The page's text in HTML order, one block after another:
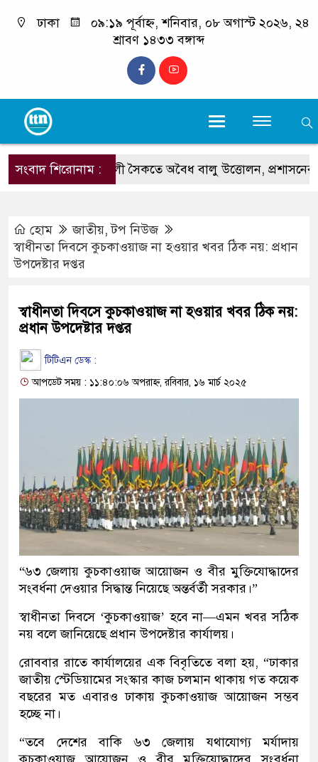
ঢাকা
০৯:১৯ পূর্বাহ্ন, শনিবার, ০৮ অগাস্ট ২০২৬, ২৪
শ্রাবণ ১৪৩৩ বঙ্গাব্দ
সংবাদ শিরোনাম :
কলাতলী সৈকতে অবৈধ বালু উত্তোলন, প্রশাসনের
হোম জাতীয়,টপ নিউজ
স্বাধীনতা দিবসে কুচকাওয়াজ না হওয়ার খবর ঠিক নয়: প্রধান
উপদেষ্টার দপ্তর
স্বাধীনতা দিবসে কুচকাওয়াজ না হওয়ার খবর ঠিক নয়:
প্রধান উপদেষ্টার দপ্তর
টিটিএন ডেস্ক :
আপডেট সময় : ১১:৪০:০৬ অপরাহ্ন, রবিবার, ১৬ মার্চ ২০২৫
“৬৩ জেলায় কুচকাওয়াজ আয়োজন ও বীর মুক্তিযোদ্ধাদের
সংবর্ধনা দেওয়ার সিদ্ধান্ত নিয়েছে অন্তর্বর্তী সরকার।”
স্বাধীনতা দিবসে ‘কুচকাওয়াজ’ হবে না—এমন খবর সঠিক
নয় বলে জানিয়েছে প্রধান উপদেষ্টার কার্যালয়।
রোববার রাতে কার্যালয়ের এক বিবৃতিতে বলা হয়, “ঢাকার
জাতীয় স্টেডিয়ামের সংস্কার কাজ চলমান থাকায় গত কয়েক
বছরের মত এবারও ঢাকায় কুচকাওয়াজ আয়োজন সম্ভব
হচ্ছে না।
“তবে দেশের বাকি ৬৩ জেলায় যথাযোগ্য মর্যাদায়